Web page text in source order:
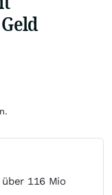
116 Mio